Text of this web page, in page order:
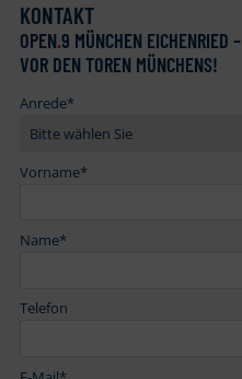
KONTAKT
OPEN.9 MÜNCHEN EICHENRIED –
VOR DEN TOREN MÜNCHENS!
Anrede*
Vorname*
Name*
Telefon